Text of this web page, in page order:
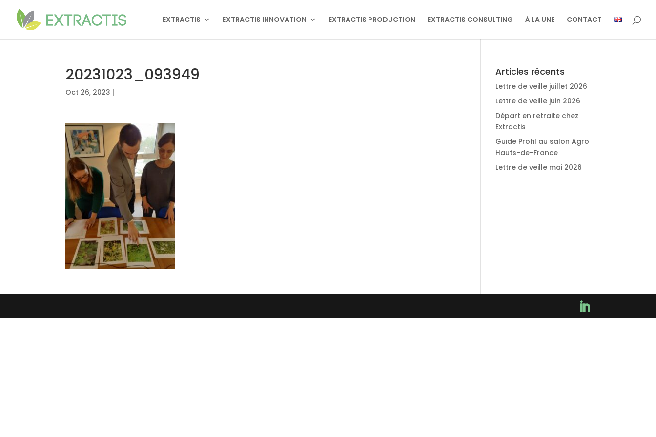
EXTRACTIS EXTRACTIS INNOVATION EXTRACTIS PRODUCTION EXTRACTIS CONSULTING À LA UNE CONTACT
20231023_093949
Oct 26, 2023 |
Articles récents
Lettre de veille juillet 2026
Lettre de veille juin 2026
Départ en retraite chez
Extractis
Guide Profil au salon Agro
Hauts-de-France
Lettre de veille mai 2026